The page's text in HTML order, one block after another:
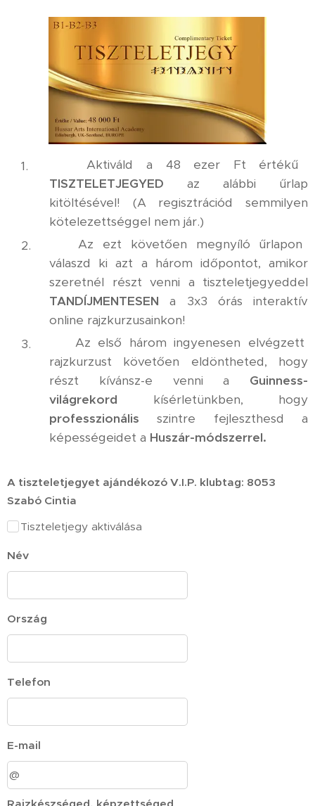
✅ Aktiváld a 48 ezer Ft értékű
TISZTELETJEGYED az alábbi űrlap
kitöltésével! (A regisztrációd semmilyen
kötelezettséggel nem jár.)
✅ Az ezt követően megnyíló űrlapon
válaszd ki azt a három időpontot, amikor
szeretnél részt venni a tiszteletjegyeddel
TANDÍJMENTESEN a 3x3 órás interaktív
online rajzkurzusainkon!
✅ Az első három ingyenesen elvégzett
rajzkurzust követően eldöntheted, hogy
részt kívánsz-e venni a Guinness-
világrekord kísérletünkben, hogy
professzionális szintre fejleszthesd a
képességeidet a Huszár-módszerrel.
A tiszteletjegyet ajándékozó V.I.P. klubtag: 8053
Szabó Cintia
Tiszteletjegy aktiválása
Név
Ország
Telefon
E-mail